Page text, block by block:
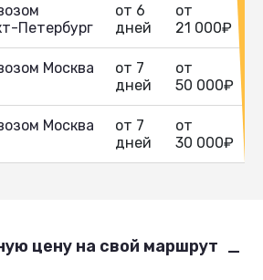
Петербург
от 6
дней
от
21 000₽
Москва
от 7
дней
от
50 000₽
Москва
от 7
дней
от
30 000₽
цену на свой маршрут